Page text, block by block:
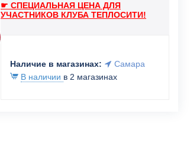
☛ СПЕЦИАЛЬНАЯ ЦЕНА ДЛЯ
УЧАСТНИКОВ КЛУБА ТЕПЛОСИТИ!
Наличие в магазинах:
Самара
В наличии в 2 магазинах